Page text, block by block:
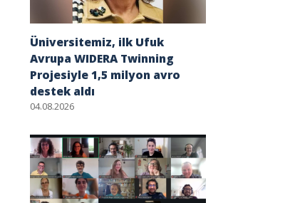
Üniversitemiz, ilk Ufuk
Avrupa WIDERA Twinning
Projesiyle 1,5 milyon avro
destek aldı
04.08.2026